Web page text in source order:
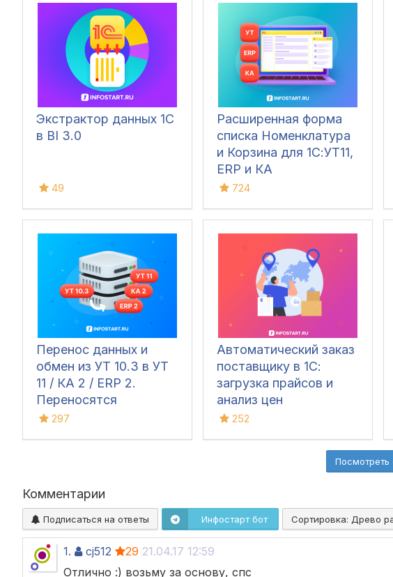
Экстрактор данных 1С
в BI 3.0
49
Расширенная форма
списка Номенклатура
и Корзина для 1С:УТ11,
ERP и КА
724
Перенос данных и
обмен из УТ 10.3 в УТ
11 / КА 2 / ERP 2.
Переносятся
документы,
297
Автоматический заказ
поставщику в 1С:
загрузка прайсов и
анализ цен
252
Посмотреть
Комментарии
Подписаться на ответы Инфостарт бот Сортировка: Древо
1. cj512 29 21.04.17 12:59
Отлично :) возьму за основу, спс